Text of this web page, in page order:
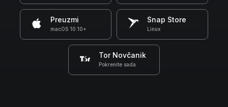
Preuzmi
macOS 10.10+
Snap Store
Linux
Tor Novčanik
Pokrenite sada